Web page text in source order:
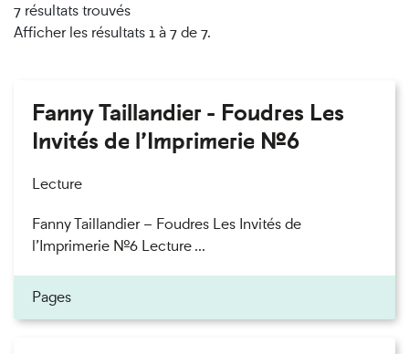
7 résultats trouvés
Afficher les résultats 1 à 7 de 7.
Fanny Taillandier - Foudres Les
Invités de l’Imprimerie n°6
Lecture
Fanny Taillandier – Foudres Les Invités de
l’Imprimerie n°6 Lecture ...
Pages